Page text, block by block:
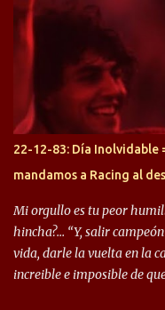
Halcón de Varela, como lo
préstamo allí durante el
gran manera,
copa sudamericana. Pero
rendimiento que ha
jugaron en Defensa y
Gastón Togni y Domingo
futbolísticamente
ejemplo, el caso de Mingo
Seleccionado Argentino,
mostrar en Independiente.
22-12-83: Día Inolvidable
mandamos a Racing al
Mi orgullo es tu peor
hincha?… “Y, salir
vida, darle la vuelta en la
increible e imposible de